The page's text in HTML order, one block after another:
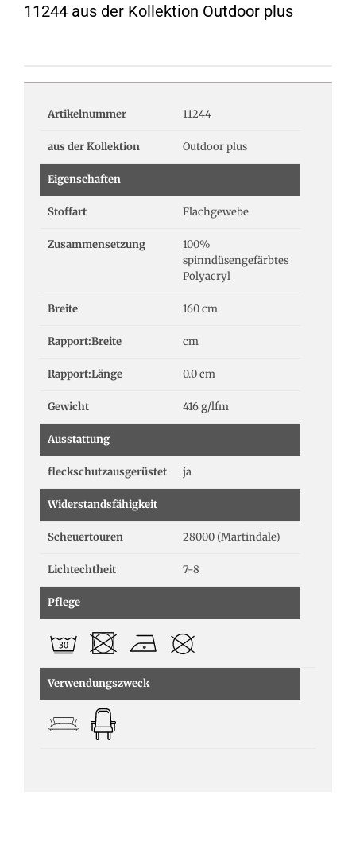
11244 aus der Kollektion Outdoor plus
Artikelnummer 11244
aus der Kollektion Outdoor plus
Eigenschaften
Stoffart Flachgewebe
Zusammensetzung
100%
spinndüsengefärbtes
Polyacryl
Breite 160 cm
Rapport:Breite cm
Rapport:Länge 0.0 cm
Gewicht 416 g/lfm
Ausstattung
fleckschutzausgerüstet ja
Widerstandsfähigkeit
Scheuertouren 28000 (Martindale)
Lichtechtheit 7-8
Pflege
Verwendungszweck